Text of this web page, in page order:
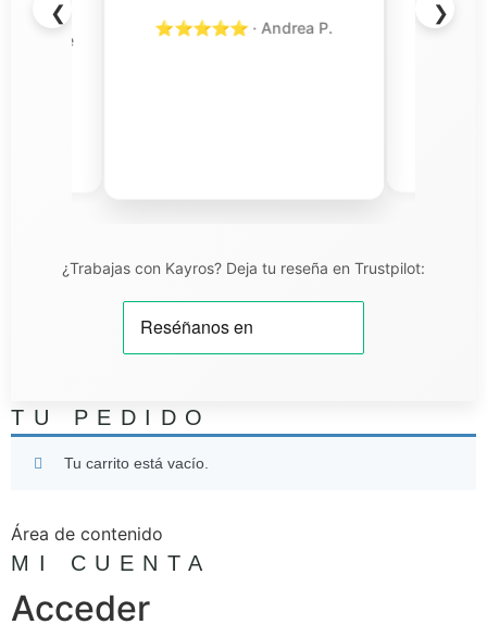
❮
de
⭐⭐⭐⭐⭐ · Andrea P.
❯
¿Trabajas con Kayros? Deja tu reseña en Trustpilot:
TU PEDIDO
Tu carrito está vacío.
Área de contenido
MI CUENTA
Acceder